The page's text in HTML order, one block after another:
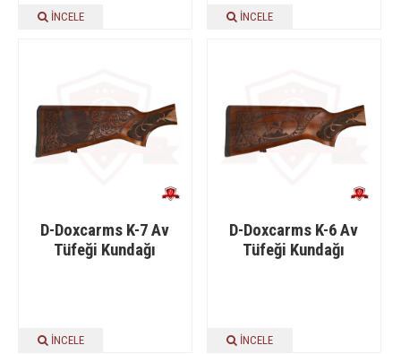
İNCELE İNCELE
D-Doxcarms K-7 Av
Tüfeği Kundağı
İNCELE
D-Doxcarms K-6 Av
Tüfeği Kundağı
İNCELE